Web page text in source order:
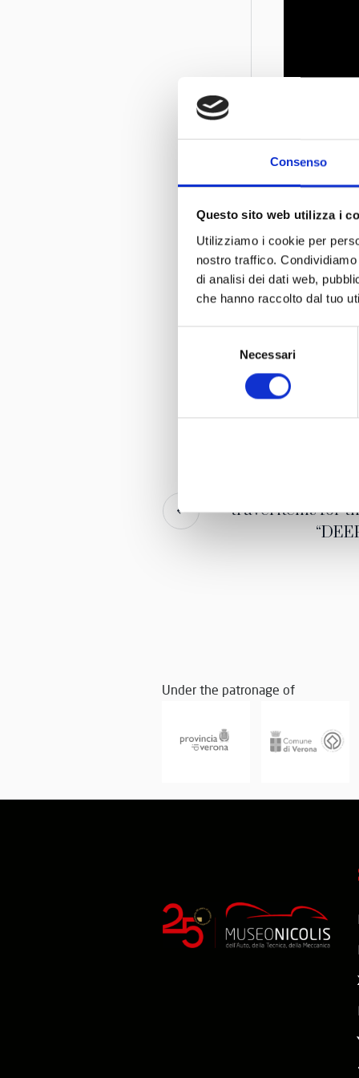
Consenso
Questo sito web utilizza i
Utilizziamo i cookie per
nostro traffico.
di analisi dei dati web,
che hanno raccolto dal tuo
Necessari
travel items for
Under the patronage of